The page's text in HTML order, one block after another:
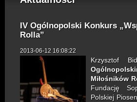
IV Ogólnopolski Konkurs
Rolla”
2013-06-12 16:08:22
Krzysztof
Miłośników
Fundację
Polskiej